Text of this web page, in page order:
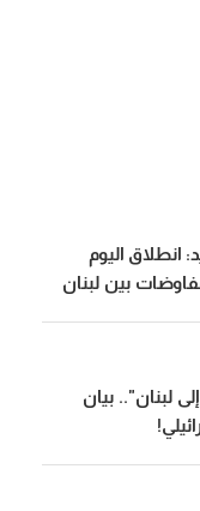
انطلاق اليوم
بين لبنان
لبنان".. بيان